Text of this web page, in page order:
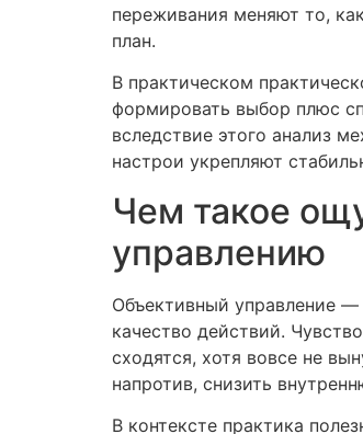
переживания меняют то,
план.
В практическом
формировать выбор плюс
вследствие этого анализ
настрои укрепляют
Чем такое
управлению
Объективный управление —
качество действий.
сходятся, хотя вовсе не
напротив, снизить
В контексте практика